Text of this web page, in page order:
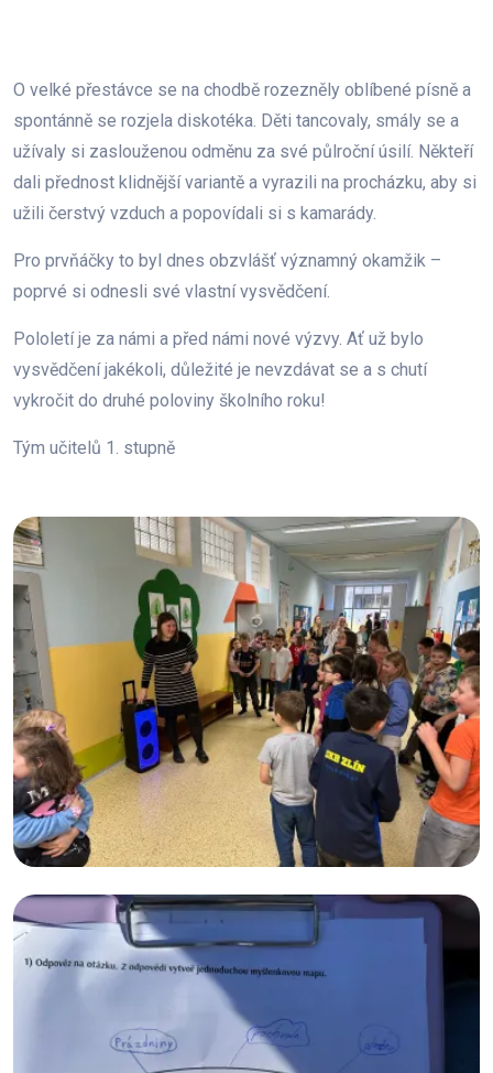
O velké přestávce se na chodbě rozezněly oblíbené písně a
spontánně se rozjela diskotéka. Děti tancovaly, smály se a
užívaly si zaslouženou odměnu za své půlroční úsilí. Někteří
dali přednost klidnější variantě a vyrazili na procházku, aby si
užili čerstvý vzduch a popovídali si s kamarády.
Pro prvňáčky to byl dnes obzvlášť významný okamžik –
poprvé si odnesli své vlastní vysvědčení.
Pololetí je za námi a před námi nové výzvy. Ať už bylo
vysvědčení jakékoli, důležité je nevzdávat se a s chutí
vykročit do druhé poloviny školního roku!
Tým učitelů 1. stupně